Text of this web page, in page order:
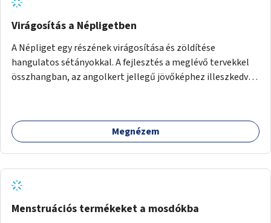
Virágosítás a Népligetben
A Népliget egy részének virágosítása és zöldítése
hangulatos sétányokkal. A fejlesztés a meglévő tervekkel
összhangban, az angolkert jellegű jövőképhez illeszkedve
Megnézem
Menstruációs termékeket a mosdókba